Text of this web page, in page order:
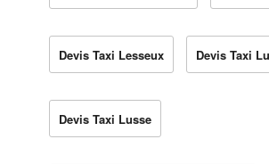
Devis Taxi Lesseux Devis Taxi
Devis Taxi Lusse